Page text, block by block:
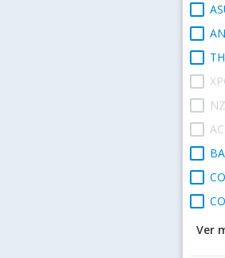
check_box_outline_blank
check_box_outline_blank
check_box_outline_blank
check_box_outline_blank
check_box_outline_blank
check_box_outline_blank
check_box_outline_blank
check_box_outline_blank
check_box_outline_blank
Ver